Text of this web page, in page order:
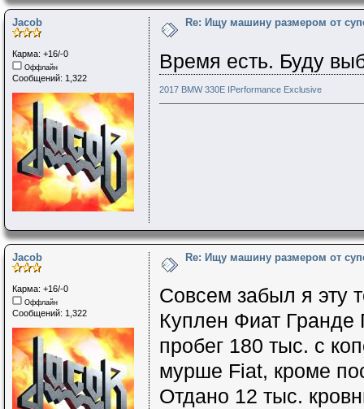
Jacob
Карма: +16/-0
Оффлайн
Сообщений: 1,322
Re: Ищу машину размером от
Время есть. Буду
2017 BMW 330E IPerformance Exclusive
Jacob
Карма: +16/-0
Оффлайн
Сообщений: 1,322
Re: Ищу машину размером от
Совсем забыл я эту
Куплен Фиат Гранде
пробег 180 тыс. с
мурше Fiat, кроме
Отдано 12 тыс.